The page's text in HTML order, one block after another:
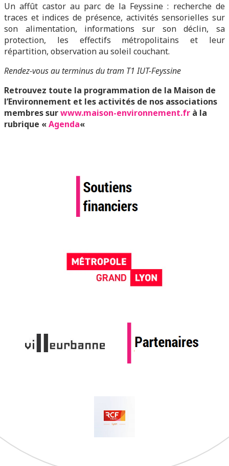
Un affût castor au parc de la Feyssine : recherche de
traces et indices de présence, activités sensorielles sur
son alimentation, informations sur son déclin, sa
protection, les effectifs métropolitains et leur
répartition, observation au soleil couchant.
Rendez-vous au terminus du tram T1 IUT-Feyssine
Retrouvez toute la programmation de la Maison de
l’Environnement et les activités de nos associations
membres surwww.maison-environnement.fr à la
rubrique «Agenda«